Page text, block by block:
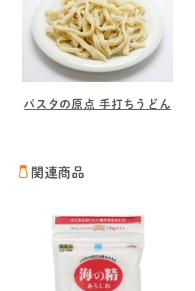
パスタの原点 手打ちうどん
関連商品